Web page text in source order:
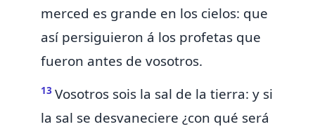
merced es grande en los cielos: que
así persiguieron á los profetas que
fueron antes de vosotros.
13 Vosotros sois la sal de la tierra: y si
la sal se desvaneciere ¿con qué será